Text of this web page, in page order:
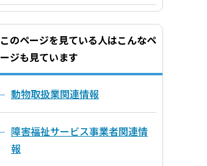
このページを見ている人はこんなペ
ージも見ています
動物取扱業関連情報
障害福祉サービス事業者関連情
報